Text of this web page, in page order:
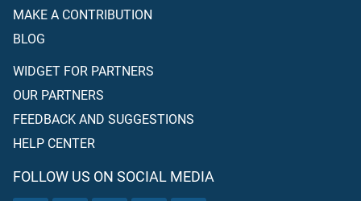
MAKE A CONTRIBUTION
BLOG
WIDGET FOR PARTNERS
OUR PARTNERS
FEEDBACK AND SUGGESTIONS
HELP CENTER
FOLLOW US ON SOCIAL MEDIA